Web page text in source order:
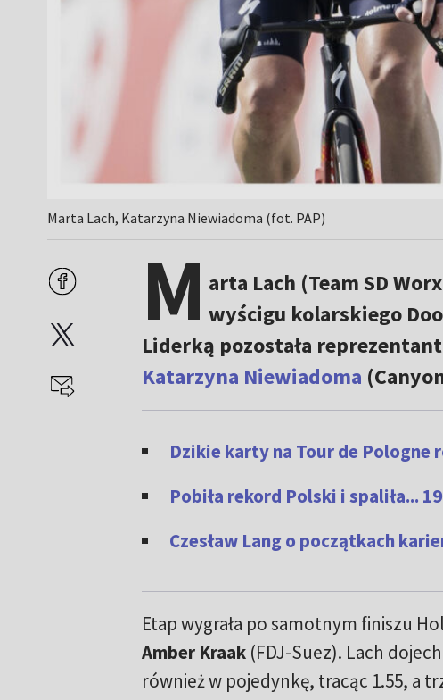
Marta Lach, Katarzyna Niewiadoma (fot. PAP)
M arta Lach (Team SD
wyścigu kolarskiego
Liderką pozostała
Katarzyna Niewiadoma
Dzikie karty na Tour de Pologne
Pobiła rekord Polski i spaliła...
Czesław Lang o początkach
Etap wygrała po samotnym finiszu
Amber Kraak(FDJ-Suez). Lach
również w pojedynkę, tracąc 1.55, a